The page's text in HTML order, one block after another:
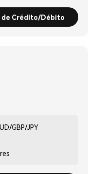
de Crédito/Débito
GBP/JPY